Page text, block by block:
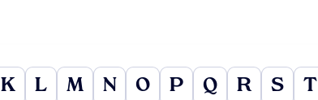
K L M N O P Q R S T